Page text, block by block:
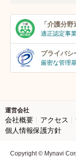
「介護分野
適正認定事
プライバシ
厳密な管理
運営会社
会社概要 アクセス
個人情報保護方針
Copyright © Mynavi